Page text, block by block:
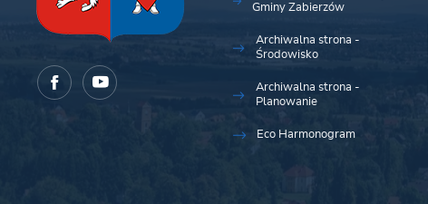
Gminy Zabierzów
Archiwalna strona -
Środowisko
Archiwalna strona -
Planowanie
Eco Harmonogram